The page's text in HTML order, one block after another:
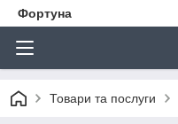
Фортуна
Товари та послуги